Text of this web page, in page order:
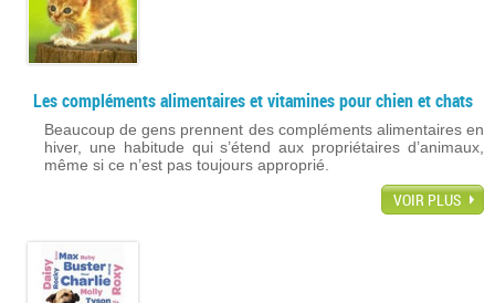
Les compléments alimentaires et vitamines pour chien et chats
Beaucoup de gens prennent des compléments alimentaires en
hiver, une habitude qui s’étend aux propriétaires d’animaux,
même si ce n’est pas toujours approprié.
VOIR PLUS